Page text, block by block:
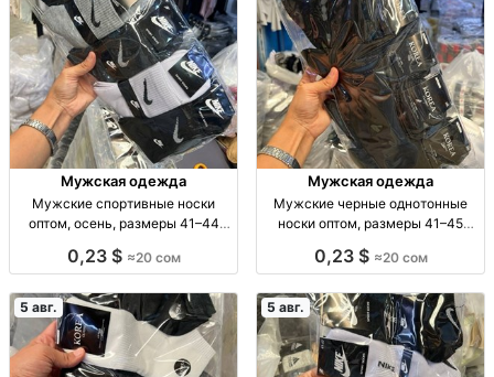
Мужская одежда
Мужские спортивные носки
оптом, осень, размеры 41–44
44, уп. 10 шт., опт.
0,23 $ ≈20 сом
Мужская одежда
Мужские черные однотонные
носки оптом, размеры 41–45
41–45, уп. 10 пар, опт.
0,23 $ ≈20 сом
5 авг. 5 авг.